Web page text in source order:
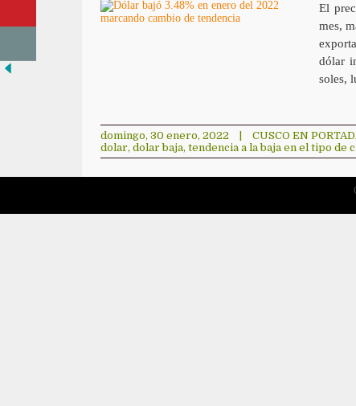
El
mes,
dólar
soles,
domingo, 30 enero, 2022 CUSCO EN
dolar, dolar baja, tendencia a la baja en el tipo de